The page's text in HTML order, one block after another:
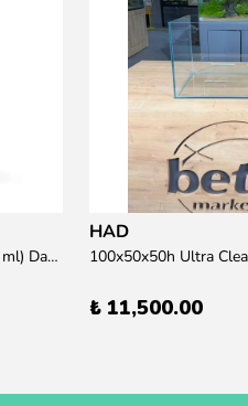
"MasterLine All In One Golden (200 ml) Daha yüksek zorluk derecesine sahip bitkiler için Özel formül Tam Besin "
HAD
₺ 11,500.00